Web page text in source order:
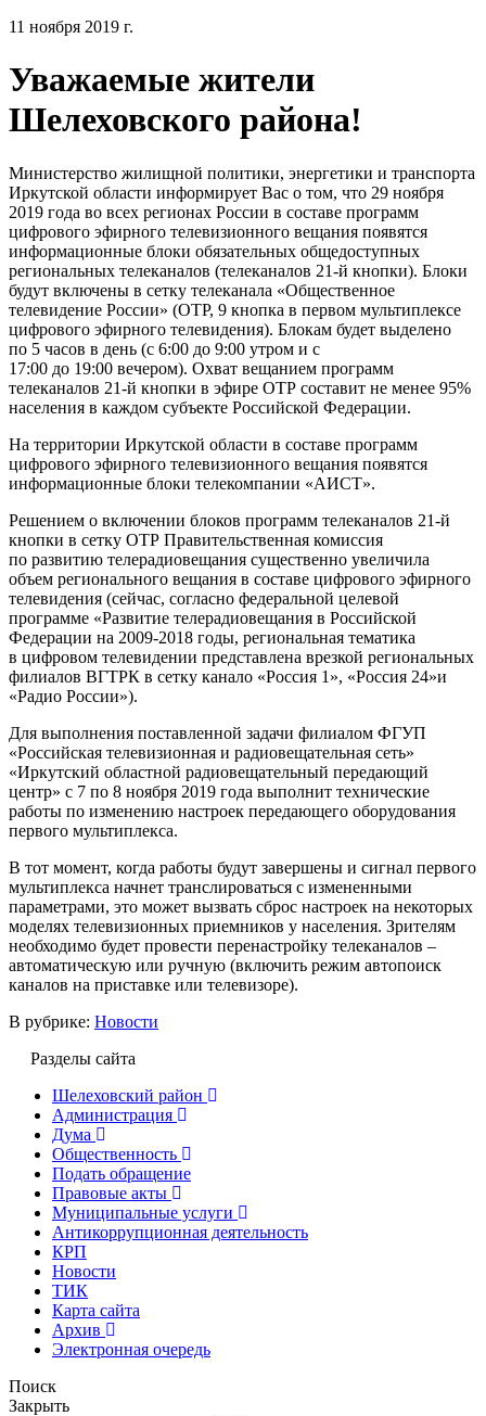
11 ноября 2019 г.
Уважаемые жители
Шелеховского района!
Министерство жилищной политики, энергетики и транспорта
Иркутской области информирует Вас о том, что 29 ноября
2019 года во всех регионах России в составе программ
цифрового эфирного телевизионного вещания появятся
информационные блоки обязательных общедоступных
региональных телеканалов (телеканалов 21-й кнопки). Блоки
будут включены в сетку телеканала «Общественное
телевидение России» (ОТР, 9 кнопка в первом мультиплексе
цифрового эфирного телевидения). Блокам будет выделено
по 5 часов в день (с 6:00 до 9:00 утром и с
17:00 до 19:00 вечером). Охват вещанием программ
телеканалов 21-й кнопки в эфире ОТР составит не менее 95%
населения в каждом субъекте Российской Федерации.
На территории Иркутской области в составе программ
цифрового эфирного телевизионного вещания появятся
информационные блоки телекомпании «АИСТ».
Решением о включении блоков программ телеканалов 21-й
кнопки в сетку ОТР Правительственная комиссия
по развитию телерадиовещания существенно увеличила
объем регионального вещания в составе цифрового эфирного
телевидения (сейчас, согласно федеральной целевой
программе «Развитие телерадиовещания в Российской
Федерации на 2009-2018 годы, региональная тематика
в цифровом телевидении представлена врезкой региональных
филиалов ВГТРК в сетку канало «Россия 1», «Россия 24»и
«Радио России»).
Для выполнения поставленной задачи филиалом ФГУП
«Российская телевизионная и радиовещательная сеть»
«Иркутский областной радиовещательный передающий
центр» с 7 по 8 ноября 2019 года выполнит технические
работы по изменению настроек передающего оборудования
первого мультиплекса.
В тот момент, когда работы будут завершены и сигнал первого
мультиплекса начнет транслироваться с измененными
параметрами, это может вызвать сброс настроек на некоторых
моделях телевизионных приемников у населения. Зрителям
необходимо будет провести перенастройку телеканалов –
автоматическую или ручную (включить режим автопоиск
каналов на приставке или телевизоре).
В рубрике: Новости
Разделы сайта
Шелеховский район
Администрация
Дума
Общественность
Подать обращение
Правовые акты
Муниципальные услуги
Антикоррупционная деятельность
КРП
Новости
ТИК
Карта сайта
Архив
Электронная очередь
Поиск
Закрыть